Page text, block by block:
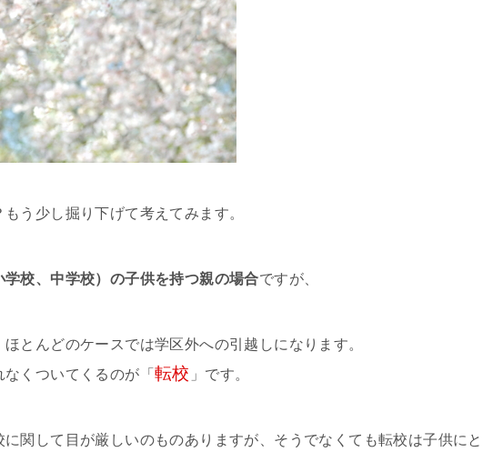
う少し掘り下げて考えてみます。
校、中学校）の子供を持つ親の場合ですが、
とんどのケースでは学区外への引越しになります。
くついてくるのが「 転校 」です。
関して目が厳しいのものありますが、そうでなくても転校は子供にと